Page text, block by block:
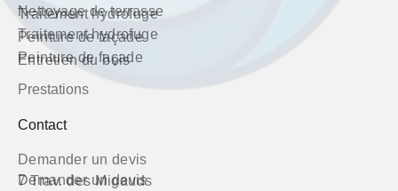
Nettoyage de terrasse
Traitement hydrofuge
Traitement hydrofuge
Peinture de façade
Peinture de façade
Entretien du bois
Prestations
Contact
Demander un devis
Demander un devis
7 Trav. des Migauds